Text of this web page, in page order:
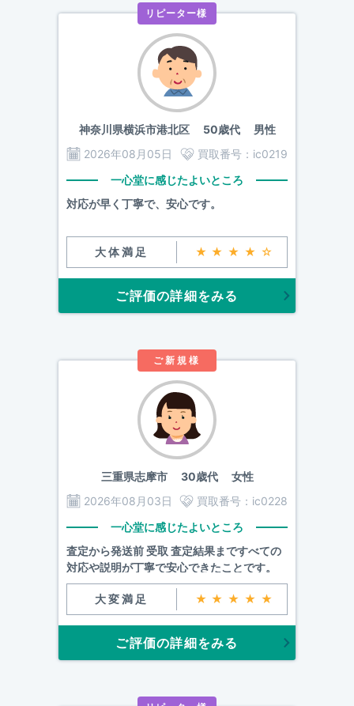
リピーター様
神奈川県横浜市港北区50歳代 男性
2026年08月05日
買取番号： ic0219
一心堂に感じたよいところ
対応が早く丁寧で、安心です。
大体満足 ★★★★☆
ご評価の詳細をみる
ご新規様
三重県志摩市30歳代 女性
2026年08月03日
買取番号： ic0228
一心堂に感じたよいところ
査定から発送前 受取 査定結果まですべての
対応や説明が丁寧で安心できたことです。
大変満足 ★★★★★
ご評価の詳細をみる